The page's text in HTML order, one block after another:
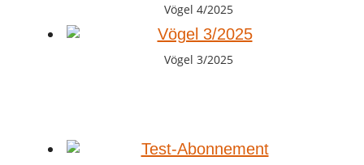
Vögel 4/2025
Vögel 3/2025